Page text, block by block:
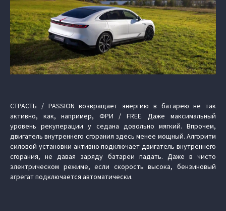
СТРАСТЬ / PASSION возвращает энергию в батарею не так
активно, как, например, ФРИ / FREE. Даже максимальный
уровень рекуперации у седана довольно мягкий. Впрочем,
двигатель внутреннего сгорания здесь менее мощный. Алгоритм
силовой установки активно подключает двигатель внутреннего
сгорания, не давая заряду батареи падать. Даже в чисто
электрическом режиме, если скорость высока, бензиновый
агрегат подключается автоматически.